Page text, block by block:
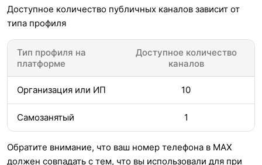
Доступное количество публичных каналов зависит от
типа профиля
Тип профиля на
платформе
Доступное количество
каналов
Организация или ИП 10
Самозанятый 1
Обратите внимание, что ваш номер телефона в MAX
должен совпадать с тем, что вы использовали для при